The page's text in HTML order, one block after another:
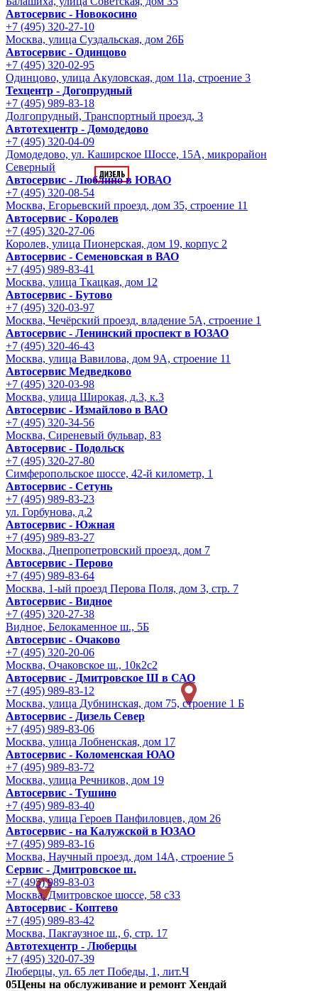
Автосервис - Новокосино
+7 (495) 320-27-10
Москва, улица Суздальская, дом 26Б
Автосервис - Одинцово
+7 (495) 320-02-95
Одинцово, улица Акуловская, дом 11а, строение 3
Техцентр - Догопрудный
+7 (495) 989-83-18
Долгопрудный, Транспортный проезд, 3
Автотехцентр - Домодедово
+7 (495) 320-04-09
Домодедово, ул. Каширское Шоссе, 15А, микрорайон
Северный
Автосервис - Люблино в ЮВАО
+7 (495) 320-08-54
Москва, Егорьевский проезд, дом 35, строение 11
Автосервис - Королев
+7 (495) 320-27-06
Королев, улица Пионерская, дом 19, корпус 2
Автосервис - Семеновская в ВАО
+7 (495) 989-83-41
Москва, улица Ткацкая, дом 12
Автосервис - Бутово
+7 (495) 320-03-97
Москва, Чечёрский проезд, владение 5А, строение 1
Автосервис - Ленинский проспект в ЮЗАО
+7 (495) 320-46-43
Москва, улица Вавилова, дом 9A, строение 11
Автосервис Медведково
+7 (495) 320-03-98
Москва, улица Широкая, д.3, к.3
Автосервис - Измайлово в ВАО
+7 (495) 320-34-56
Москва, Сиреневый бульвар, 83
Автосервис - Подольск
+7 (495) 320-27-80
Симферопольское шоссе, 42-й километр, 1
Автосервис - Сетунь
+7 (495) 989-83-23
ул. Горбунова, д.2
Автосервис - Южная
+7 (495) 989-83-27
Москва, Днепропетровский проезд, дом 7
Автосервис - Перово
+7 (495) 989-83-64
Москва, 1-ый проезд Перова Поля, дом 3, стр. 7
Автосервис - Видное
+7 (495) 320-27-38
Видное, Белокаменное ш., 5Б
Автосервис - Очаково
+7 (495) 320-20-06
Москва, Очаковское ш., 10к2с2
Автосервис - Дмитровское Ш в САО
+7 (495) 989-83-12
Москва, улица Дубнинская, дом 75, строение 1 Б
Автосервис - Дизель Север
+7 (495) 989-83-06
Москва, улица Лобненская, дом 17
Автосервис - Коломенская ЮАО
+7 (495) 989-83-72
Москва, улица Речников, дом 19
Автосервис - Тушино
+7 (495) 989-83-40
Москва, улица Героев Панфиловцев, дом 26
Автосервис - на Калужской в ЮЗАО
+7 (495) 989-83-16
Москва, Научный проезд, дом 14А, строение 5
Сервис - Дмитровское ш.
+7 (495) 989-83-03
Москва, Дмитровское шоссе, 58 с33
Автосервис - Коптево
+7 (495) 989-83-42
Москва, Пакгаузное ш., 6, стр. 17
Автотехцентр - Люберцы
+7 (495) 320-07-39
Люберцы, ул. 65 лет Победы, 1, лит.Ч
05Цены на обслуживание и ремонт Хендай